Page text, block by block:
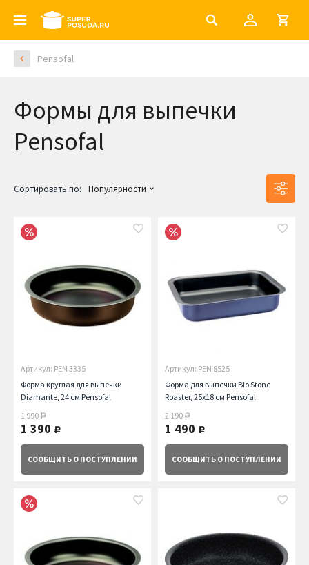
Pensofal
Формы для выпечки
Pensofal
Сортировать по: Популярности
Артикул: PEN 3335
Форма круглая для выпечки
Diamante, 24 см Pensofal
1 990руб.
1 390 руб.
СООБЩИТЬ О ПОСТУПЛЕНИИ
Артикул: PEN 8525
Форма для выпечки Bio Stone
Roaster, 25x18 см Pensofal
2 190руб.
1 490 руб.
СООБЩИТЬ О ПОСТУПЛЕНИИ